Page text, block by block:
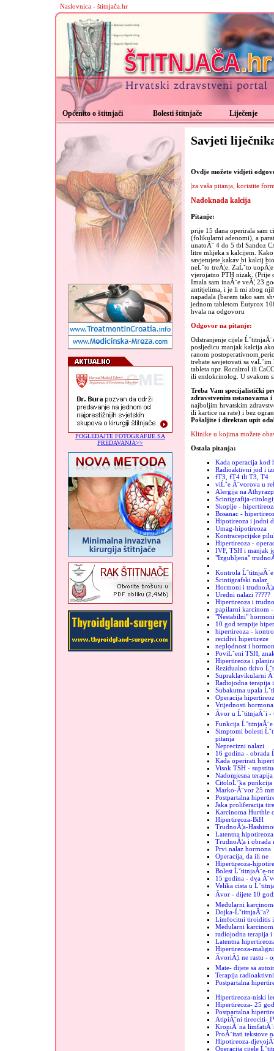
Naslovnica - štitnjača.hr
Općenito o štitnjači Bolesti štitnjače Liječenje
POGLEDAJTE FOTOGRAFIJE SA
PREDAVANJA>>
Savjeti
Ovdje možete vidjeti
|za vaša pitanja, koristite
Nadoknada kalcija
Pitanje:
prije 15 dana operirala sam
(folikularni adenomi), a
unatoĂ¨ 4 do 5 tbl Sandoz
litre mlijeka s kalcijem.
savjetujete kakav bi kalcij
neĹˇto treĂ¦e. ZaĹˇto
vjerojatno PTH nizak. (Prije
Imala sam inaĂ¨e veĂ¦ 23
antitjelima, i je li mi zbog
napadala (barem tako sam
jednom tabletom Eutyrox
hvala na odgovoru
Odgovor na pitanje:
Odstranjenje cijele
posljedicu manjak kalcija
ranom postoperativnom
trebate savjetovati sa
tableta npr. Rocaltrol ili
ili endokrinolog. U svakom
Treba Vam specijalistički
zdravstvenim ustanovama
najboljim hrvatskim
ili kartice na rate) i bez
Pošaljite i direktan upit
Klinike u kojima možete
Ostala pitanja:
Kada operacija kod
Radioaktivni jod i
fT3, fT4 ili T3, T4
viĹˇe Ă¨vorova u
Alergija na
Scintigrafija-
Skoplje -
Bosanac -
Hipotireoza i jodni
Umag-hipotireoza
Kontracepcijske
Hipertireoza -
IVF, TSH i manjak
"Izgubljena"
Kontrola
Scintigrafski nalaz
Hormoni i trudnoĂ¦a
Uredni nalazi ?????
Hipertireoza i
papilarni karcinom
"Nestabilni" hormoni
10 god terapije
hipertireoza -
recidivi hipertireze
neplodnost i
PoviĹˇeni TSH,
Hipertireoza i
Rezidualno tkivo
Supraklavikularni
Radiojodna terapija
Subakutna upala
Operacija
Vrijednosti hormona
Ăvor u ĹˇtitnjaĂ¨i -
Funkcija ĹˇtitnjaĂ¨e
Simptomi bolesti
pitanja
Neprecizni nalazi
16 godina - obrada
Kada operirati
Visok TSH -
Nadomjesna
CitoloĹˇka punkcija
Marko-Ă¨vor 25
Postpartalna
Jaka proliferacija
Karcinoma Hurthle
Hipertireoza-BiH
TrudnoĂ¦a-
Latentna
TrudnoĂ¦a i obrada
Prvi nalaz hormona
Operacija, da ili ne
Hipertireoza-
Bolest ĹˇtitnjaĂ¨e-
15 godina - dva
Velika cista u
Ăvor - dijete 10
Medularni
Dojka-ĹˇtitnjaĂ¨a?
Limfocitni tiroiditis i
Medularni
radiojodna terapija i
Latentna
Hipertireoza-
ĂvoriĂ¦i ne rastu -
Mate- dijete sa
Terapija
Postpartalna
Hipertireoza-niski
Hipertireoza- 25 god
Postpartalna
AtipiĂ¨ni tireociti-
KroniĂ¨na
ProĂ¨itati tekstove
Hipotireoza-
Operacija cijele